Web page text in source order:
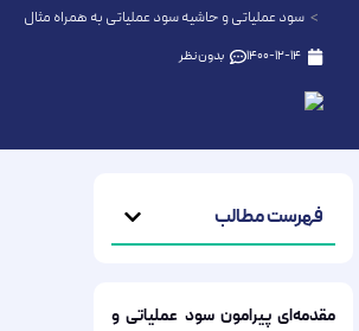
سود عملیاتی و حاشیه سود عملیاتی به همراه مثال
1400-12-14 بدون نظر
فهرست مطالب
مقدمه‌ای پیرامون سود عملیاتی و